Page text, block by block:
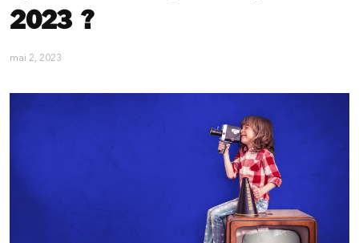
2023 ?
mai 2, 2023